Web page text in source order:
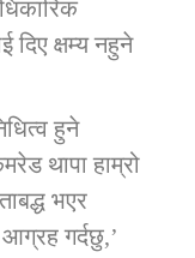
दिए क्षम्य नहुने
हुने
थापा हाम्रो
भएर
आग्रह गर्दछु,’